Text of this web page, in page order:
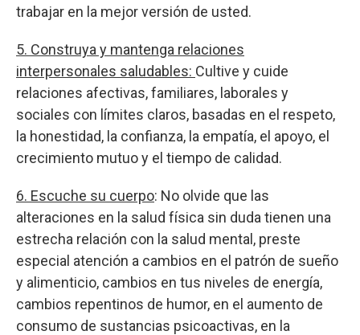
trabajar en la mejor versión de usted.
5. Construya y mantenga relaciones
interpersonales saludables: Cultive y cuide
relaciones afectivas, familiares, laborales y
sociales con límites claros, basadas en el respeto,
la honestidad, la confianza, la empatía, el apoyo, el
crecimiento mutuo y el tiempo de calidad.
6. Escuche su cuerpo: No olvide que las
alteraciones en la salud física sin duda tienen una
estrecha relación con la salud mental, preste
especial atención a cambios en el patrón de sueño
y alimenticio, cambios en tus niveles de energía,
cambios repentinos de humor, en el aumento de
consumo de sustancias psicoactivas, en la